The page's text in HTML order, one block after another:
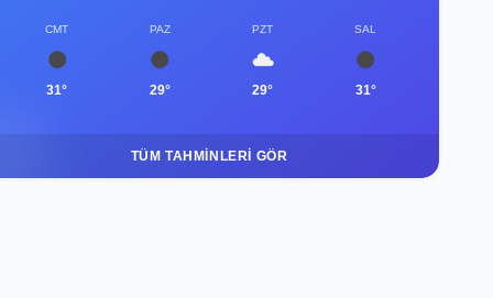
CMT
31°
PAZ
29°
PZT
29°
SAL
31°
TÜM TAHMINLERI GÖR